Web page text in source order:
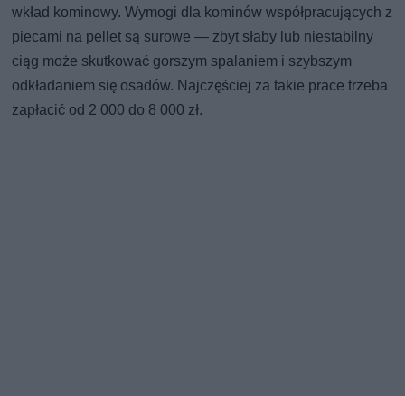
wkład kominowy. Wymogi dla kominów współpracujących z
piecami na pellet są surowe — zbyt słaby lub niestabilny
ciąg może skutkować gorszym spalaniem i szybszym
odkładaniem się osadów. Najczęściej za takie prace trzeba
zapłacić od 2 000 do 8 000 zł.